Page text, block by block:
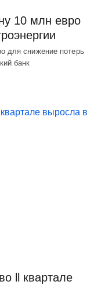
10 млн евро
для снижение потерь
банк
ll квартале